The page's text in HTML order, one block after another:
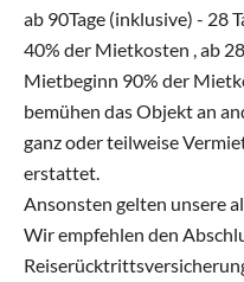
ab 90Tage (inklusive) - 28
40% der Mietkosten , ab
Mietbeginn 90% der
bemühen das Objekt an
ganz oder teilweise
erstattet.
Ansonsten gelten unsere
Wir empfehlen den